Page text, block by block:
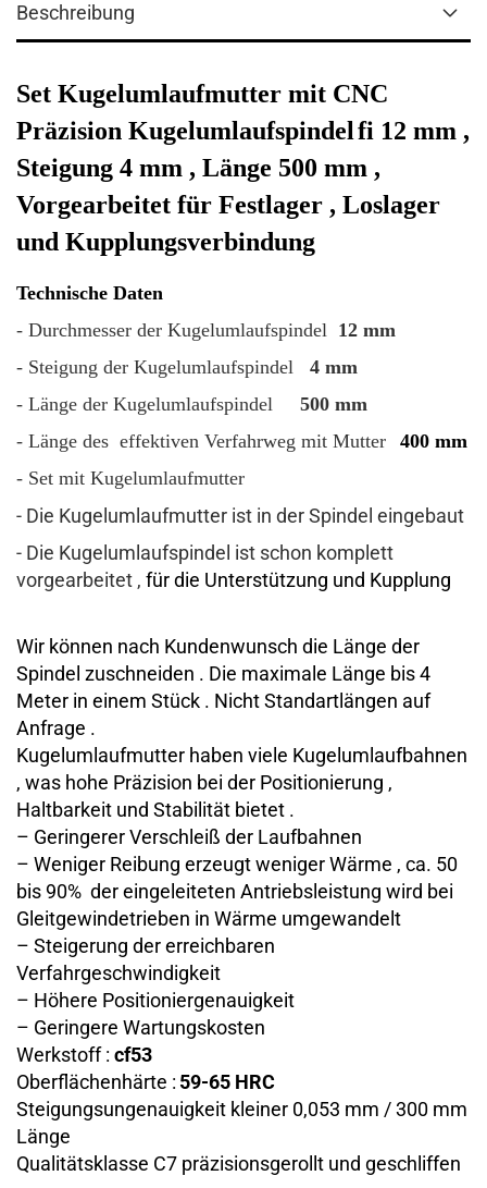
Beschreibung
Set Kugelumlaufmutter mit CNC
Präzision Kugelumlaufspindelfi 12 mm ,
Steigung 4 mm , Länge 500 mm ,
Vorgearbeitet für Festlager , Loslager
und Kupplungsverbindung
Technische Daten
- Durchmesser der Kugelumlaufspindel 12 mm
- Steigung der Kugelumlaufspindel 4 mm
- Länge der Kugelumlaufspindel
500 mm
- Länge des effektiven Verfahrweg mit Mutter
400 mm
- Set mit Kugelumlaufmutter
- Die Kugelumlaufmutter ist in der Spindel eingebaut
- Die Kugelumlaufspindel ist schon komplett
vorgearbeitet , für die Unterstützung und Kupplung
Wir können nach Kundenwunsch die Länge der
Spindel zuschneiden . Die maximale Länge bis 4
Meter in einem Stück . Nicht Standartlängen auf
Anfrage .
Kugelumlaufmutter haben viele Kugelumlaufbahnen
, was hohe Präzision bei der Positionierung ,
Haltbarkeit und Stabilität bietet .
– Geringerer Verschleiß der Laufbahnen
– Weniger Reibung erzeugt weniger Wärme , ca. 50
bis 90% der eingeleiteten Antriebsleistung wird bei
Gleitgewindetrieben in Wärme umgewandelt
– Steigerung der erreichbaren
Verfahrgeschwindigkeit
– Höhere Positioniergenauigkeit
– Geringere Wartungskosten
Werkstoff : cf53
Oberflächenhärte : 59-65 HRC
Steigungsungenauigkeit kleiner 0,053 mm / 300 mm
Länge
Qualitätsklasse C7 präzisionsgerollt und geschliffen